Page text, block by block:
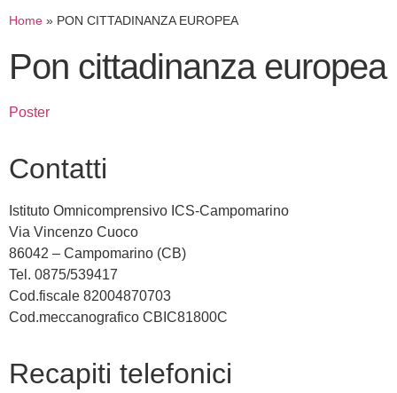
Home » PON CITTADINANZA EUROPEA
pon cittadinanza europea
poster
contatti
Istituto Omnicomprensivo ICS-Campomarino
Via Vincenzo Cuoco
86042 – Campomarino (CB)
Tel. 0875/539417
Cod.fiscale 82004870703
Cod.meccanografico CBIC81800C
recapiti telefonici